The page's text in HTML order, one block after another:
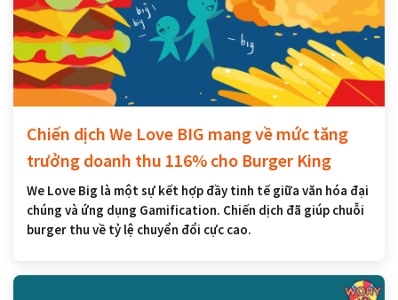
Chiến dịch We Love BIG mang về mức tăng
trưởng doanh thu 116% cho Burger King
We Love Big là một sự kết hợp đầy tinh tế giữa văn hóa đại
chúng và ứng dụng Gamification. Chiến dịch đã giúp chuỗi
burger thu về tỷ lệ chuyển đổi cực cao.